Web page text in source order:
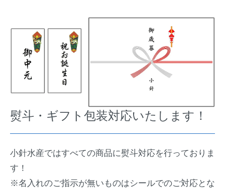
熨斗・ギフト包装対応いたします！
小針水産ではすべての商品に熨斗対応を行っておりま
す！
※名入れのご指示が無いものはシールでのご対応とな